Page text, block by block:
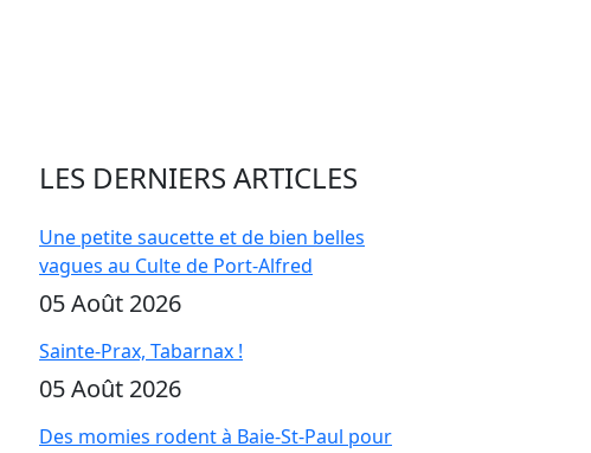
LES DERNIERS ARTICLES
Une petite saucette et de bien belles
vagues au Culte de Port-Alfred
05 Août 2026
Sainte-Prax, Tabarnax !
05 Août 2026
Des momies rodent à Baie-St-Paul pour